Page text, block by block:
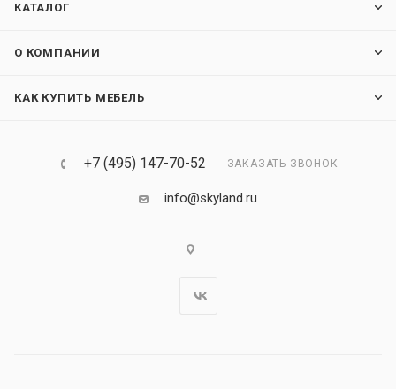
КАТАЛОГ
О КОМПАНИИ
КАК КУПИТЬ МЕБЕЛЬ
+7 (495) 147-70-52 ЗАКАЗАТЬ ЗВОНОК
info@skyland.ru